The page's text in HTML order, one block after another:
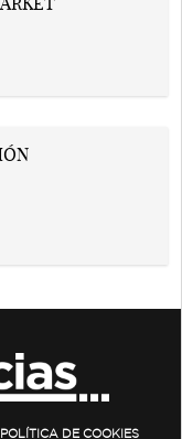
POLÍTICA DE COOKIES